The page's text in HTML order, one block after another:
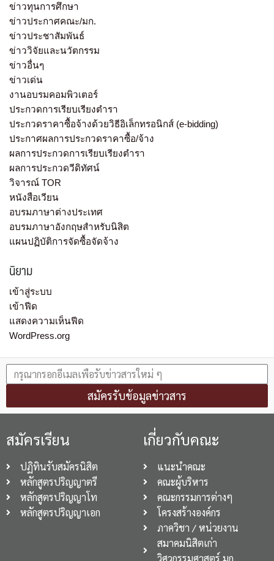
ข่าวทุนการศึกษา
ข่าวประกาศคณะ/มก.
ข่าวประชาสัมพันธ์
ข่าววิจัยและนวัตกรรม
ข่าวอื่นๆ
ข่าวเด่น
งานอบรมคอมพิวเตอร์
ประกวดการเรียบเรียงตำรา
ประกวดราคาซื้อจ้างด้วยวิธีอิเล็กทรอนิกส์ (e-bidding)
ประกาศผลการประกวดราคาซื้อ/จ้าง
ผลการประกวดการเรียบเรียงตำรา
ผลการประกวดวีดิทัศน์
วิจารณ์ TOR
หนังสือเวียน
อบรมภาษาต่างประเทศ
อบรมภาษาอังกฤษสำหรับนิสิต
แผนปฏิบัติการจัดซื้อจัดจ้าง
นิยาม
เข้าสู่ระบบ
เข้าฟีด
แสดงความเห็นฟีด
WordPress.org
สมัครรับข้อมูลข่าวสาร
สมัครเรียน
ปฏิทินรับสมัครนิสิต
หลักสูตรปริญญาตรี
หลักสูตรปริญญาโท
หลักสูตรปริญญาเอก
เกี่ยวกับคณะ
แนะนำคณะ
คณะผู้บริหาร
คณะกรรมการต่างๆ
โครงสร้างองค์กร
ภาควิชา / หน่วยงาน
สมาคมนิสิตเก่า
วิศวกรรมศาสตร์ มก.